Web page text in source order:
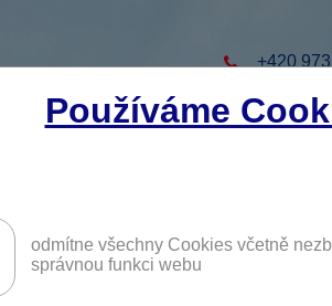
+420
Používáme
odmítne všechny Cookies včetně
správnou funkci webu
pro vás připraveno